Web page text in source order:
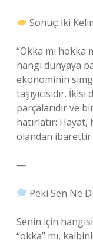
Sonuç: İki
“Okka mı hokka
hangi dünyaya
ekonominin
taşıyıcısıdır.
parçalarıdır ve
hatırlatır:
olandan ibarettir.
—
Peki Sen Ne
Senin için
“okka” mı,